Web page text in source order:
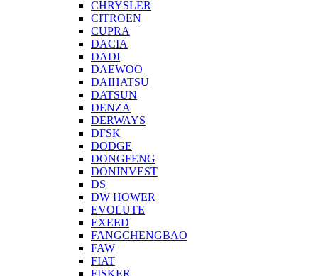
CHRYSLER
CITROEN
CUPRA
DACIA
DADI
DAEWOO
DAIHATSU
DATSUN
DENZA
DERWAYS
DFSK
DODGE
DONGFENG
DONINVEST
DS
DW HOWER
EVOLUTE
EXEED
FANGCHENGBAO
FAW
FIAT
FISKER